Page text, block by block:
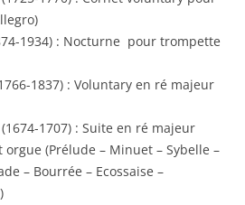
1934) : Nocturne pour trompette
1837) : Voluntary en ré majeur
(1674-1707) : Suite en ré majeur
(Prélude – Minuet – Sybelle –
– Bourrée – Ecossaise –